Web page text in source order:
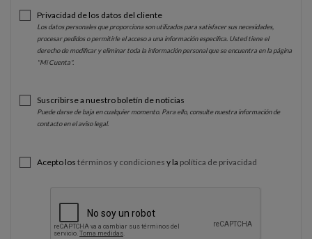
Privacidad de los datos del cliente
Los datos personales que proporciona son utilizados para satisfacer sus necesidades,
procesar pedidos o permitirle el acceso a una información específica. Usted tiene el
derecho de modificar y eliminar toda la información personal que se encuentra en la página
"Mi Cuenta".
Suscribirse a nuestro boletín de noticias
Puede darse de baja en cualquier momento. Para ello, consulte nuestra información de
contacto en el aviso legal.
Acepto los términos y condiciones y la política de privacidad